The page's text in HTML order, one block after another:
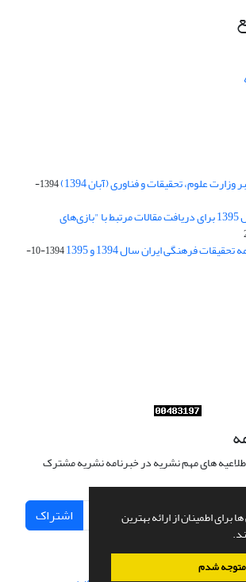
اطمینان از ارائه بهترین
متوجه شدم
علوم، تحقیقات و فناوری (آبان 1394)
1394-
فراخوان تابستان سال 1395 برای دریافت مقالات مرتبط با "بازی‌های
فرهنگی ایران سال 1394 و 1395
1394-10-
های مهم نشریه در خبرنامه نشریه مشترک
اشتراک